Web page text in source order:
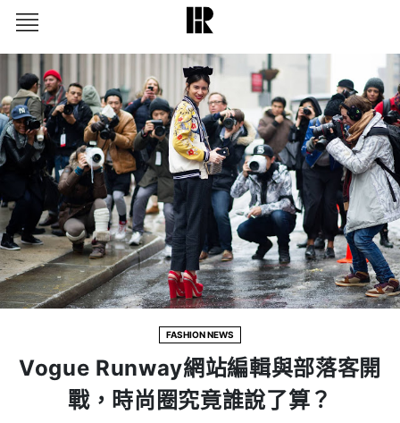
FASHION NEWS
Vogue Runway網站編輯與部落客開
戰，時尚圈究竟誰說了算？